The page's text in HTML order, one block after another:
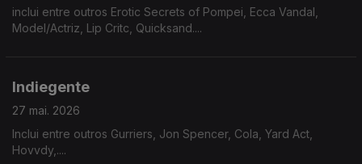
inclui entre outros Erotic Secrets of Pompei, Ecca Vandal,
Model/Actriz, Lip Critc, Quicksand....
Indiegente
27 mai. 2026
Inclui entre outros Gurriers, Jon Spencer, Cola, Yard Act,
Hovvdy,....